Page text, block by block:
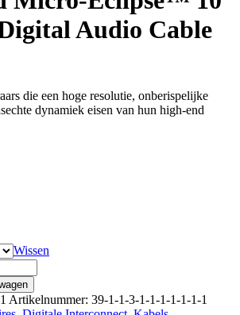
Audio Cable
die een hoge resolutie, onberispelijke
dynamiek eisen van hun high-end
Wissen
Artikelnummer: 39-1-1-3-1-1-1-1-1-1-1